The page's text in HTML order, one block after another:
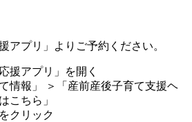
アプリ」よりご予約ください。
援アプリ」を開く
情報」 ＞「産前産後子育て支援ヘ
こちら」
クリック